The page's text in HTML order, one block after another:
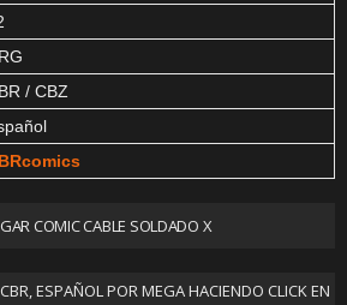
/ CBZ
COMIC CABLE SOLDADO X
ESPAÑOL POR MEGA HACIENDO CLICK EN